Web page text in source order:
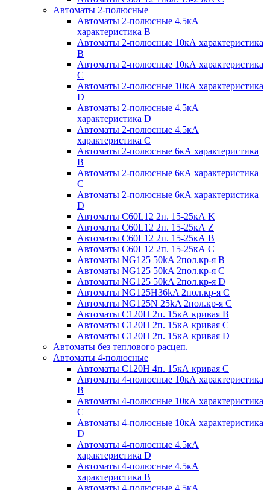
Автоматы 2-полюсные
Автоматы 2-полюсные 4.5кА
характеристика В
Автоматы 2-полюсные 10кА характеристика
B
Автоматы 2-полюсные 10кА характеристика
C
Автоматы 2-полюсные 10кА характеристика
D
Автоматы 2-полюсные 4.5кА
характеристика D
Автоматы 2-полюсные 4.5кА
характеристика С
Автоматы 2-полюсные 6кА характеристика
B
Автоматы 2-полюсные 6кА характеристика
C
Автоматы 2-полюсные 6кА характеристика
D
Автоматы C60L12 2п. 15-25кА K
Автоматы C60L12 2п. 15-25кА Z
Автоматы C60L12 2п. 15-25кА B
Автоматы C60L12 2п. 15-25кА C
Автоматы NG125 50kA 2пол.кр-я B
Автоматы NG125 50kA 2пол.кр-я C
Автоматы NG125 50kA 2пол.кр-я D
Автоматы NG125H36kA 2пол.кр-я C
Автоматы NG125N 25kA 2пол.кр-я C
Автоматы С120H 2п. 15кА кривая B
Автоматы С120H 2п. 15кА кривая C
Автоматы С120H 2п. 15кА кривая D
Автоматы без теплового расцеп.
Автоматы 4-полюсные
Автоматы С120H 4п. 15кА кривая C
Автоматы 4-полюсные 10кА характеристика
B
Автоматы 4-полюсные 10кА характеристика
C
Автоматы 4-полюсные 10кА характеристика
D
Автоматы 4-полюсные 4.5кА
характеристика D
Автоматы 4-полюсные 4.5кА
характеристика В
Автоматы 4-полюсные 4.5кА